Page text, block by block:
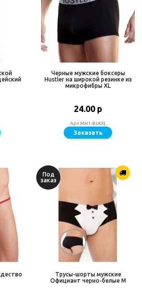
Черные мужские боксеры
Hustler на широкой резинке из
микрофибры XL
24.00 р
Арт.MH1-BLKXL
Заказать
Под
заказ
Трусы-шорты мужские
Официант черно-белые M